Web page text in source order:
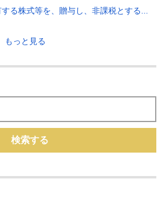
る株式等を、贈与し、非課税とする...
もっと見る
検索する